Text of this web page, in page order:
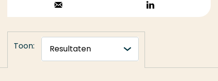
Stuur een email
Volg op
LinkedIn
Toon: